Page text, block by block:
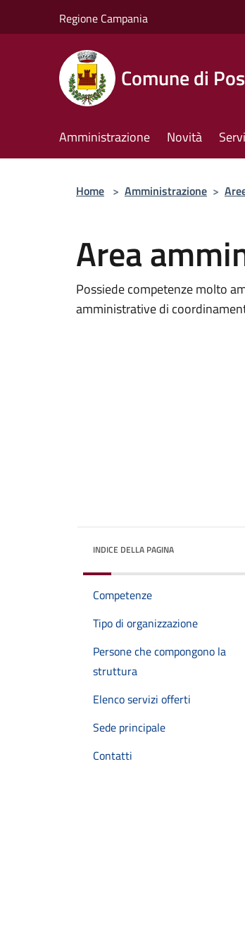
Regione Campania
Comune di
Amministrazione Novità
Home > Amministrazione >
Area
Possiede competenze molto
amministrative di
INDICE DELLA PAGINA
Competenze
Tipo di organizzazione
Persone che compongono la
struttura
Elenco servizi offerti
Sede principale
Contatti